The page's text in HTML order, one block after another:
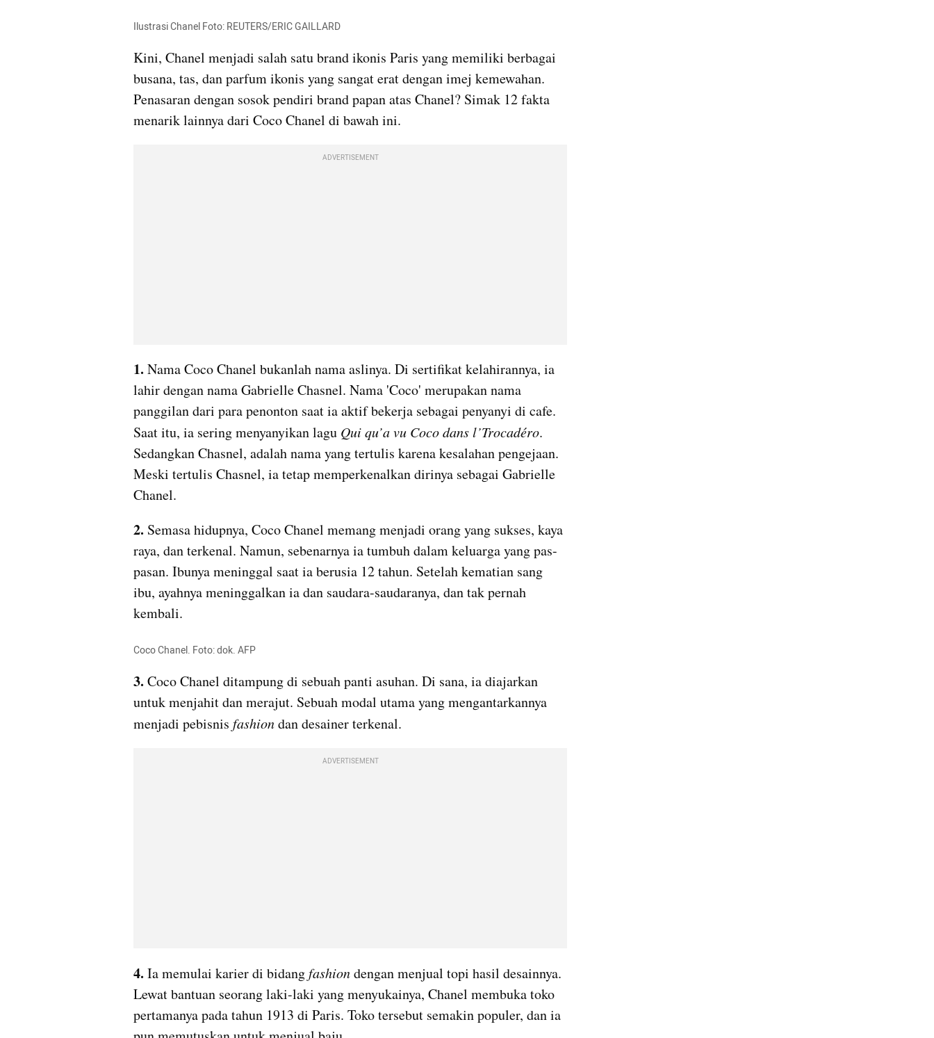
Ilustrasi Chanel Foto: REUTERS/ERIC GAILLARD
Kini, Chanel menjadi salah satu brand ikonis Paris yang memiliki berbagai
busana, tas, dan parfum ikonis yang sangat erat dengan imej kemewahan.
Penasaran dengan sosok pendiri brand papan atas Chanel? Simak 12 fakta
menarik lainnya dari Coco Chanel di bawah ini.
ADVERTISEMENT
1. Nama Coco Chanel bukanlah nama aslinya. Di sertifikat kelahirannya, ia
lahir dengan nama Gabrielle Chasnel. Nama 'Coco' merupakan nama
panggilan dari para penonton saat ia aktif bekerja sebagai penyanyi di cafe.
Saat itu, ia sering menyanyikan lagu Qui qu’a vu Coco dans l’Trocadéro.
Sedangkan Chasnel, adalah nama yang tertulis karena kesalahan pengejaan.
Meski tertulis Chasnel, ia tetap memperkenalkan dirinya sebagai Gabrielle
Chanel.
2. Semasa hidupnya, Coco Chanel memang menjadi orang yang sukses, kaya
raya, dan terkenal. Namun, sebenarnya ia tumbuh dalam keluarga yang pas-
pasan. Ibunya meninggal saat ia berusia 12 tahun. Setelah kematian sang
ibu, ayahnya meninggalkan ia dan saudara-saudaranya, dan tak pernah
kembali.
Coco Chanel. Foto: dok. AFP
3. Coco Chanel ditampung di sebuah panti asuhan. Di sana, ia diajarkan
untuk menjahit dan merajut. Sebuah modal utama yang mengantarkannya
menjadi pebisnis fashion dan desainer terkenal.
ADVERTISEMENT
4. Ia memulai karier di bidang fashion dengan menjual topi hasil desainnya.
Lewat bantuan seorang laki-laki yang menyukainya, Chanel membuka toko
pertamanya pada tahun 1913 di Paris. Toko tersebut semakin populer, dan ia